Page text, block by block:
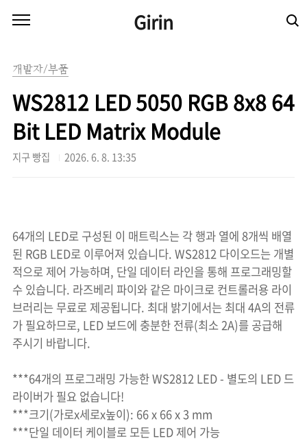
Girin
개발자/부품
WS2812 LED 5050 RGB 8x8 64
Bit LED Matrix Module
지구 빵집 2026. 6. 8. 13:35
64개의 LED로 구성된 이 매트릭스는 각 행과 열에 8개씩 배열
된 RGB LED로 이루어져 있습니다. WS2812 다이오드는 개별
적으로 제어 가능하며, 단일 데이터 라인을 통해 프로그래밍할
수 있습니다. 라즈베리 파이와 같은 마이크로 컨트롤러용 라이
브러리는 무료로 제공됩니다. 최대 밝기에서는 최대 4A의 전류
가 필요하므로, LED 보드에 충분한 전류(최소 2A)를 공급해
주시기 바랍니다.
***64개의 프로그래밍 가능한 WS2812 LED - 별도의 LED 드
라이버가 필요 없습니다!
***크기(가로x세로x높이): 66 x 66 x 3 mm
***단일 데이터 케이블로 모든 LED 제어 가능